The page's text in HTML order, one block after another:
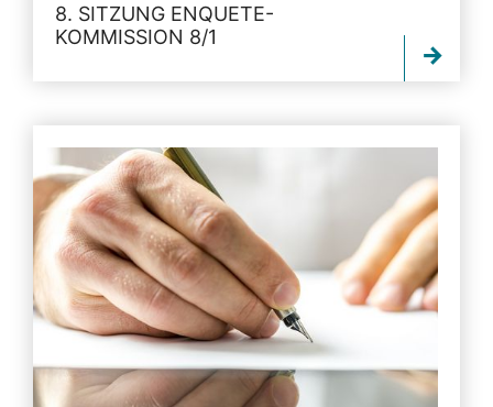
8. SITZUNG ENQUETE-
KOMMISSION 8/1